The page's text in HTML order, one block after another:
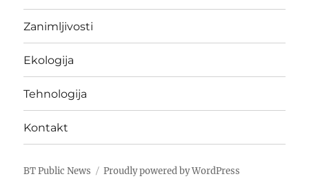
Zanimljivosti
Ekologija
Tehnologija
Kontakt
BT Public News Proudly powered by WordPress